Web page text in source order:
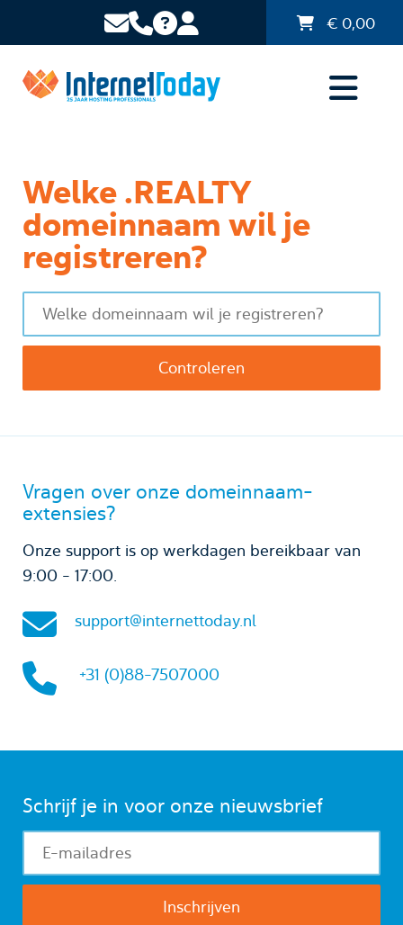
€ 0,00
Welke .REALTY
domeinnaam wil je
registreren?
Vragen over onze domeinnaam-
extensies?
Onze support is op werkdagen bereikbaar van
9:00 - 17:00.
support@internettoday.nl
+31 (0)88-7507000
Schrijf je in voor onze nieuwsbrief